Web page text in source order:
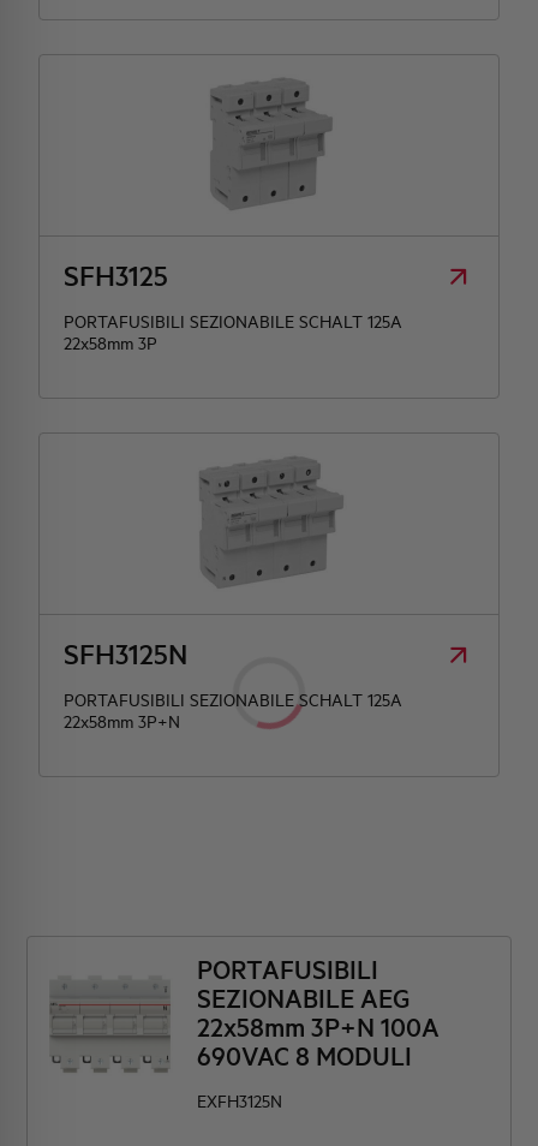
SFH3125
PORTAFUSIBILI SEZIONABILE SCHALT 125A
22x58mm 3P
SFH3125N
PORTAFUSIBILI SEZIONABILE SCHALT 125A
22x58mm 3P+N
PORTAFUSIBILI
SEZIONABILE AEG
22x58mm 3P+N 100A
690VAC 8 MODULI
EXFH3125N